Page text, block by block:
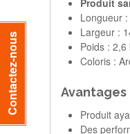
Produit
Longueur
Largeur :
Poids : 2,6
Coloris :
Avantages
Produit
Des
Contactez-nous